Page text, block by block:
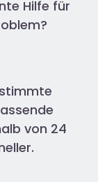
Hilfe für
von 24